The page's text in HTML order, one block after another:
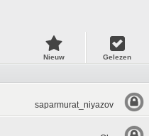
Nieuw Gelezen
saparmurat_niyazov